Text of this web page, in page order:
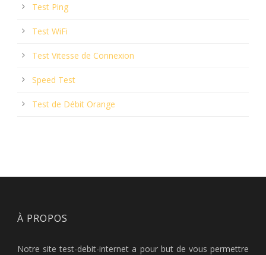
Test Ping
Test WiFi
Test Vitesse de Connexion
Speed Test
Test de Débit Orange
À PROPOS
Notre site test-debit-internet a pour but de vous permettre